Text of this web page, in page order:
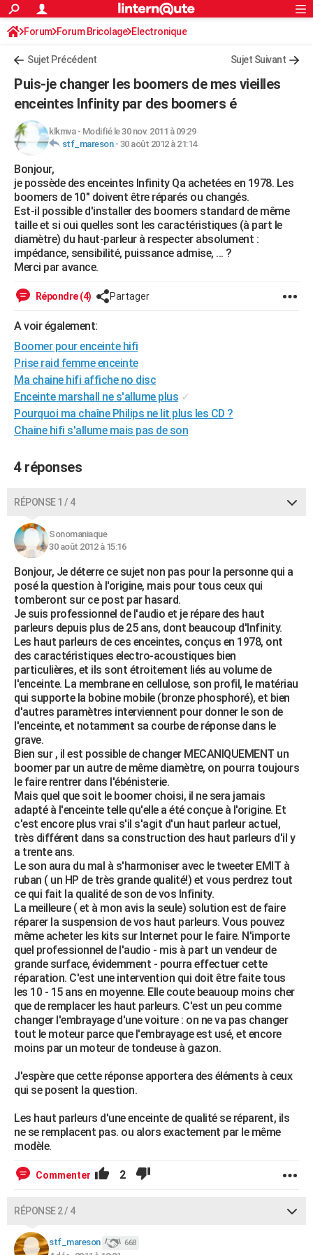
ACTUALITÉS
Politique
Société
Faits Divers
Education
Monde
Villes
+
Programme TV
Streaming
Sorties cinéma
FINANCE
Retraite
Impôts
Epargne
Immobilier
Risques naturels par ville
Banque
Assurance
Crédit
AUTO
Essais
Réserver un essai
Citadines
Berlines
SUV
Forum auto
HIGH-TECH
Mobiles
Meilleur smartphone
Internet
Ordinateurs
Jeux vidéo
Guide high-tech
+
BRICOLAGE
Forum
Aménagement intérieur
Extérieur
Cuisine
Salle de bains
Jardinage
Rangement
WEEK-END
Guides de France
Escapades
Patrimoine
Expositions
Musées
Week-end nature
+LIFESTYLE
Art de vivre
Bien-être
Loisirs
Mode
Modes de vie
SANTE
Alimentation
Guide de la santé
Maladies
Médicaments
Sommeil
VOYAGE
Destinations
City break
Voyage nature
Voyage de noces
Forum
Climat
+PHOTO
GUIDES D'ACHAT
BONS PLANS
CARTE DE VOEUX
Dictionnaire
Biographies
Citations
Expressions
Proverbes
PROGRAMME TV
COPAINS D'AVANT
S'inscrire
Se connecter
Lycées
Collèges
Primaires
Universités
Entreprises
Service militaire
Avis de recherche
AVIS DE DÉCÈS
FORUM
Bricolage
Lifestyle
Culture
Sport
Auto
Television
Voyage
Cinema
S'inscrire
Connexion
Forum Forum Bricolage Electronique
Sujet Précédent Sujet Suivant
Puis-je changer les boomers de mes vieilles
enceintes Infinity par des boomers é
klkmva- Modifié le 30 nov. 2011 à 09:29
stf_mareson- 30 août 2012 à 21:14
Bonjour,
je possède des enceintes Infinity Qa achetées en 1978. Les
boomers de 10" doivent être réparés ou changés.
Est-il possible d'installer des boomers standard de même
taille et si oui quelles sont les caractéristiques (à part le
diamètre) du haut-parleur à respecter absolument :
impédance, sensibilité, puissance admise, ... ?
Merci par avance.
Répondre (4) Partager
A voir également:
Boomer pour enceinte hifi
Prise raid femme enceinte
Ma chaine hifi affiche no disc
Enceinte marshall ne s'allume plus ✓
Pourquoi ma chaîne Philips ne lit plus les CD ?
Chaine hifi s'allume mais pas de son
4 réponses
RÉPONSE 1 / 4
Sonomaniaque
30 août 2012 à 15:16
Bonjour, Je déterre ce sujet non pas pour la personne qui a
posé la question à l'origine, mais pour tous ceux qui
tomberont sur ce post par hasard.
Je suis professionnel de l'audio et je répare des haut
parleurs depuis plus de 25 ans, dont beaucoup d'Infinity.
Les haut parleurs de ces enceintes, conçus en 1978, ont
des caractéristiques electro-acoustiques bien
particulières, et ils sont étroitement liés au volume de
l'enceinte. La membrane en cellulose, son profil, le matériau
qui supporte la bobine mobile (bronze phosphoré), et bien
d'autres paramètres interviennent pour donner le son de
l'enceinte, et notamment sa courbe de réponse dans le
grave.
Bien sur , il est possible de changer MECANIQUEMENT un
boomer par un autre de même diamètre, on pourra toujours
le faire rentrer dans l'ébénisterie.
Mais quel que soit le boomer choisi, il ne sera jamais
adapté à l'enceinte telle qu'elle a été conçue à l'origine. Et
c'est encore plus vrai s'il s'agit d'un haut parleur actuel,
très différent dans sa construction des haut parleurs d'il y
a trente ans.
Le son aura du mal à s'harmoniser avec le tweeter EMIT à
ruban ( un HP de très grande qualité!) et vous perdrez tout
ce qui fait la qualité de son de vos Infinity.
La meilleure ( et à mon avis la seule) solution est de faire
réparer la suspension de vos haut parleurs. Vous pouvez
même acheter les kits sur Internet pour le faire. N'importe
quel professionnel de l'audio - mis à part un vendeur de
grande surface, évidemment - pourra effectuer cette
réparation. C'est une intervention qui doit être faite tous
les 10 - 15 ans en moyenne. Elle coute beauoup moins cher
que de remplacer les haut parleurs. C'est un peu comme
changer l'embrayage d'une voiture : on ne va pas changer
tout le moteur parce que l'embrayage est usé, et encore
moins par un moteur de tondeuse à gazon.
J'espère que cette réponse apportera des éléments à ceux
qui se posent la question.
Les haut parleurs d'une enceinte de qualité se réparent, ils
ne se remplacent pas. ou alors exactement par le même
modèle.
Commenter 2
RÉPONSE 2 / 4
stf_mareson 668